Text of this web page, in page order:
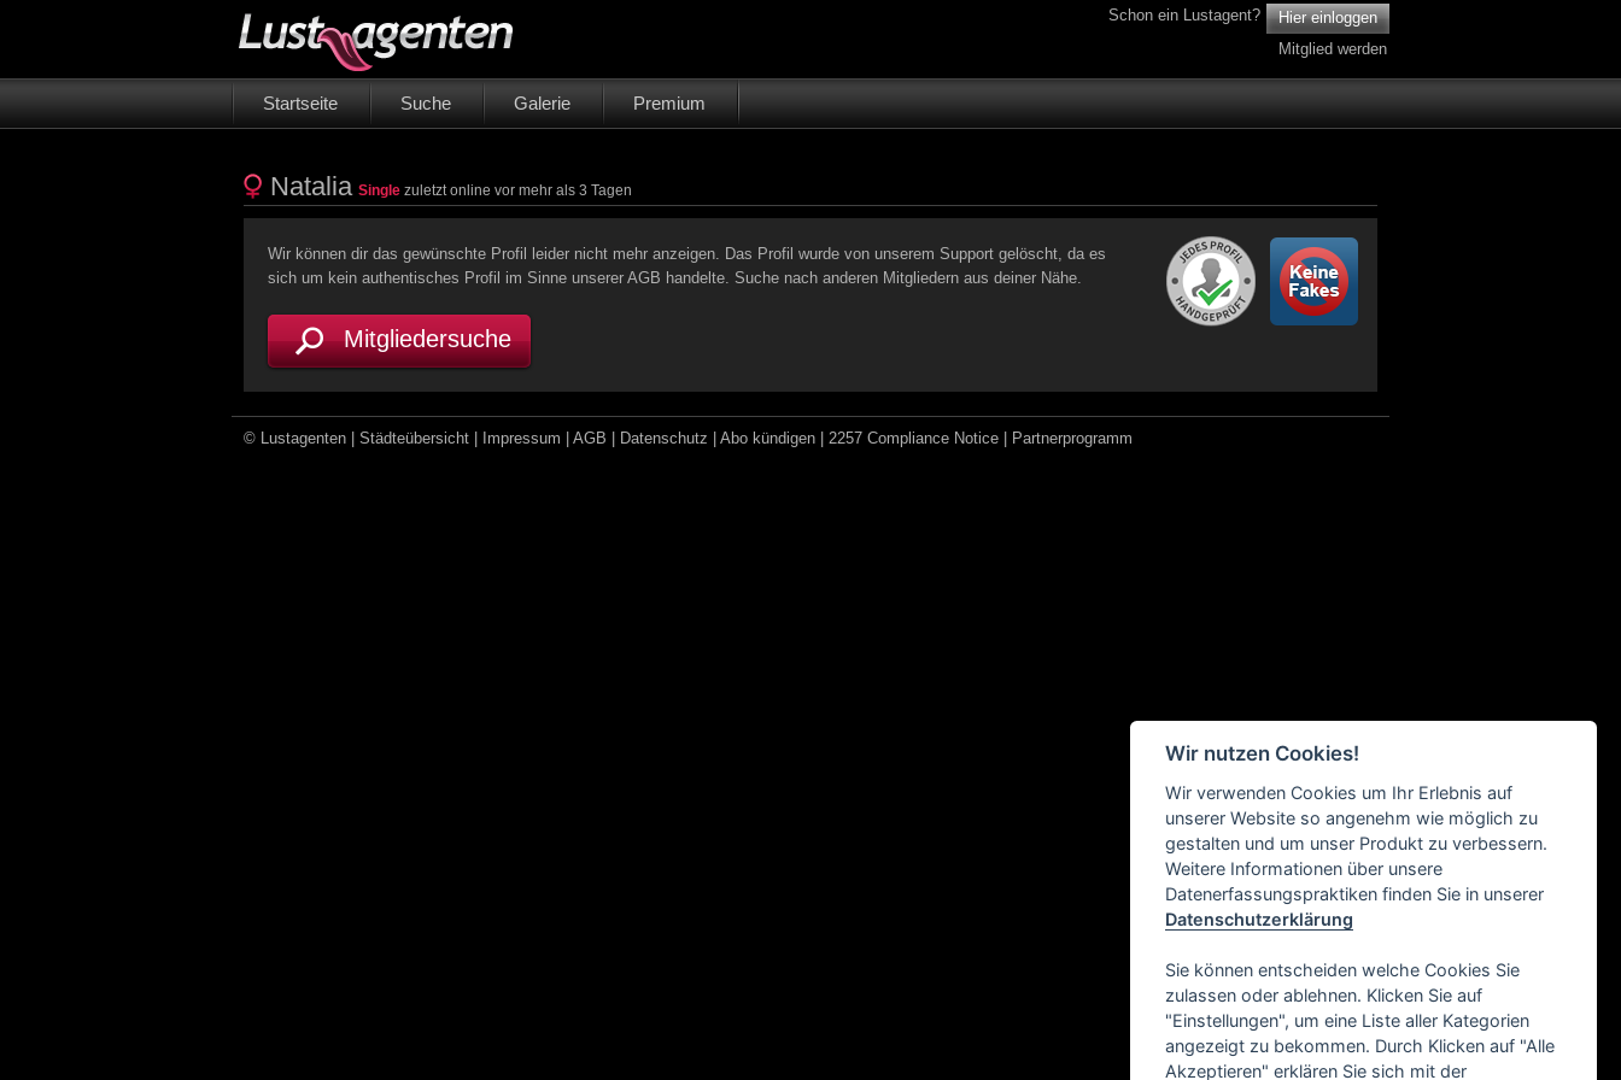
Schon ein Lustagent?
Hier einloggen
Mitglied werden
Startseite Suche Galerie Premium
Natalia Single zuletzt online vor mehr als 3 Tagen
Wir können dir das gewünschte Profil leider nicht mehr anzeigen. Das Profil wurde von unserem Support gelöscht, da es
sich um kein authentisches Profil im Sinne unserer AGB handelte. Suche nach anderen Mitgliedern aus deiner Nähe.
Mitgliedersuche
© Lustagenten | Städteübersicht Impressum AGB Datenschutz Abo kündigen 2257 Compliance Notice Partnerprogramm
Wir nutzen Cookies!
Wir verwenden Cookies um Ihr Erlebnis auf
unserer Website so angenehm wie möglich zu
gestalten und um unser Produkt zu verbessern.
Weitere Informationen über unsere
Datenerfassungspraktiken finden Sie in unserer
Datenschutzerklärung
Sie können entscheiden welche Cookies Sie
zulassen oder ablehnen. Klicken Sie auf
"Einstellungen", um eine Liste aller Kategorien
angezeigt zu bekommen. Durch Klicken auf "Alle
Akzeptieren" erklären Sie sich mit der